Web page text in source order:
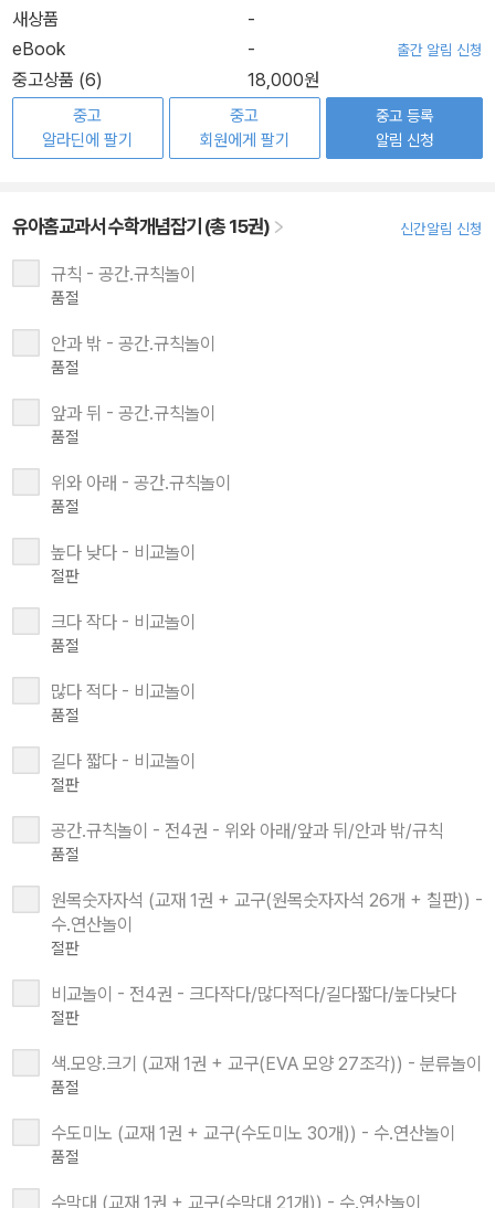
새상품
-
eBook
- 출간 알림 신청
중고상품 (6) 18,000원
중고
알라딘에 팔기
중고
회원에게 팔기
중고 등록
알림 신청
유아홈교과서 수학개념잡기 (총 15권) 신간알림 신청
규칙 - 공간.규칙놀이
품절
안과 밖 - 공간.규칙놀이
품절
앞과 뒤 - 공간.규칙놀이
품절
위와 아래 - 공간.규칙놀이
품절
높다 낮다 - 비교놀이
절판
크다 작다 - 비교놀이
품절
많다 적다 - 비교놀이
품절
길다 짧다 - 비교놀이
절판
공간.규칙놀이 - 전4권 - 위와 아래/앞과 뒤/안과 밖/규칙
품절
원목숫자자석 (교재 1권 + 교구(원목숫자자석 26개 + 칠판)) -
수.연산놀이
절판
비교놀이 - 전4권 - 크다작다/많다적다/길다짧다/높다낮다
절판
색.모양.크기 (교재 1권 + 교구(EVA 모양 27조각)) - 분류놀이
품절
수도미노 (교재 1권 + 교구(수도미노 30개)) - 수.연산놀이
품절
수막대 (교재 1권 + 교구(수막대 21개)) - 수.연산놀이